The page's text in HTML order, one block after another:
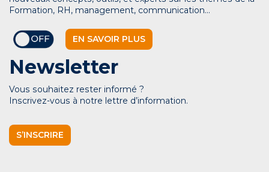
Formation, RH, management, communication…
EN SAVOIR PLUS
Newsletter
Vous souhaitez rester informé ?
Inscrivez-vous à notre lettre d’information.
S’INSCRIRE